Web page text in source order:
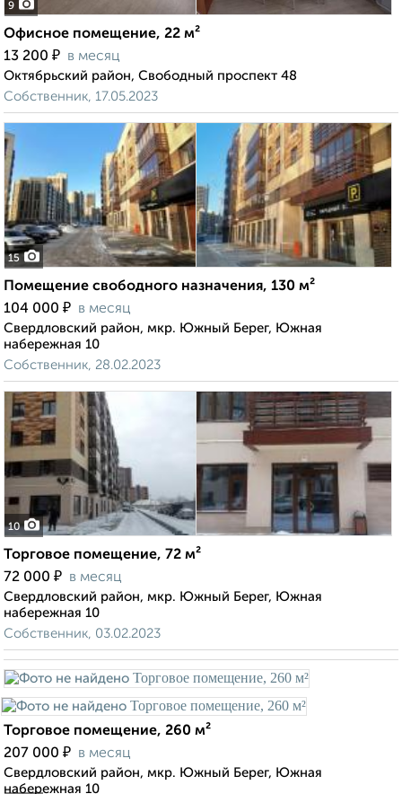
9
Офисное помещение, 22 м²
13 200 ₽ в месяц
Октябрьский район, Свободный проспект 48
Собственник, 17.05.2023
15
Помещение свободного назначения, 130 м²
104 000 ₽ в месяц
Свердловский район, мкр. Южный Берег, Южная
набережная 10
Собственник, 28.02.2023
10
Торговое помещение, 72 м²
72 000 ₽ в месяц
Свердловский район, мкр. Южный Берег, Южная
набережная 10
Собственник, 03.02.2023
Торговое помещение, 260 м²
207 000 ₽ в месяц
Свердловский район, мкр. Южный Берег, Южная
набережная 10